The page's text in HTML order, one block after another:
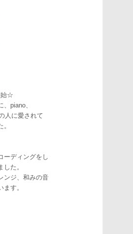
始☆
piano、
人に愛されて
ーディングをし
た。
ンジ、和みの音
す。